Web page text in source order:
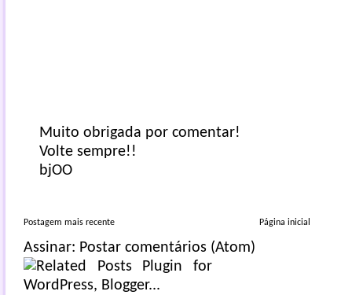
Muito obrigada por comentar!
Volte sempre!!
bjOO
Postagem mais recente Página inicial
Assinar: Postar comentários (Atom)